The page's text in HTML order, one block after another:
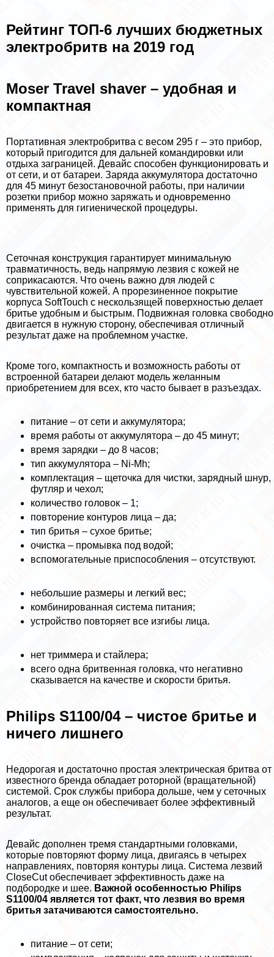
Рейтинг ТОП-6 лучших бюджетных
электробритв на 2019 год
Moser Travel shaver – удобная и
компактная
Портативная электробритва с весом 295 г – это прибор,
который пригодится для дальней комaндировки или
отдыха заграницей. Девайс способен функционировать и
от сети, и от батареи. Заряда аккумулятора достаточно
для 45 минут безостановочной работы, при наличии
розетки прибор можно заряжать и одновременно
применять для гигиенической процедуры.
Сеточная конструкция гарантирует минимальную
травматичность, ведь напрямую лезвия с кожей не
соприкасаются. Что очень важно для людей с
чувствительной кожей. А прорезиненное покрытие
корпуса SoftTouch с нескользящей поверхностью делает
бритье удобным и быстрым. Подвижная головка свободно
двигается в нужную сторону, обеспечивая отличный
результат даже на проблемном участке.
Кроме того, компактность и возможность работы от
встроенной батареи делают модель желанным
приобретением для всех, кто часто бывает в разъездах.
питание – от сети и аккумулятора;
время работы от аккумулятора – до 45 минут;
время зарядки – до 8 часов;
тип аккумулятора – Ni-Mh;
комплектация – щеточка для чистки, зарядный шнур,
футляр и чехол;
количество головок – 1;
повторение контуров лица – да;
тип бритья – сухое бритье;
очистка – промывка под водой;
вспомогательные приспособления – отсутствуют.
небольшие размеры и легкий вес;
комбинированная система питания;
устройство повторяет все изгибы лица.
нет триммера и стайлера;
всего одна бритвенная головка, что негативно
сказывается на качестве и скорости бритья.
Philips S1100/04 – чистое бритье и
ничего лишнего
Недорогая и достаточно простая электрическая бритва от
известного бренда обладает роторной (вращательной)
системой. Срок службы прибора дольше, чем у сеточных
аналогов, а еще он обеспечивает более эффективный
результат.
Девайс дополнен тремя стандартными головками,
которые повторяют форму лица, двигаясь в четырех
направлениях, повторяя контуры лица. Система лезвий
CloseCut обеспечивает эффективность даже на
подбородке и шее. Важной особенностью Philips
S1100/04 является тот факт, что лезвия во время
бритья затачиваются самостоятельно.
питание – от сети;